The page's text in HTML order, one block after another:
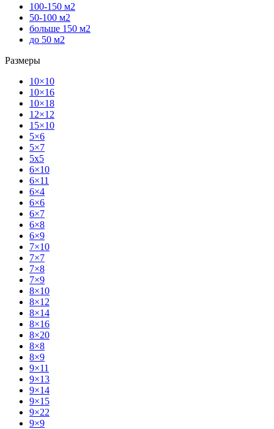
100-150 м2
50-100 м2
больше 150 м2
до 50 м2
Размеры
10×10
10×16
10×18
12×12
15×10
5×6
5×7
5x5
6×10
6×11
6×4
6×6
6×7
6×8
6×9
7×10
7×7
7×8
7×9
8×10
8×12
8×14
8×16
8×20
8×8
8×9
9×11
9×13
9×14
9×15
9×22
9×9